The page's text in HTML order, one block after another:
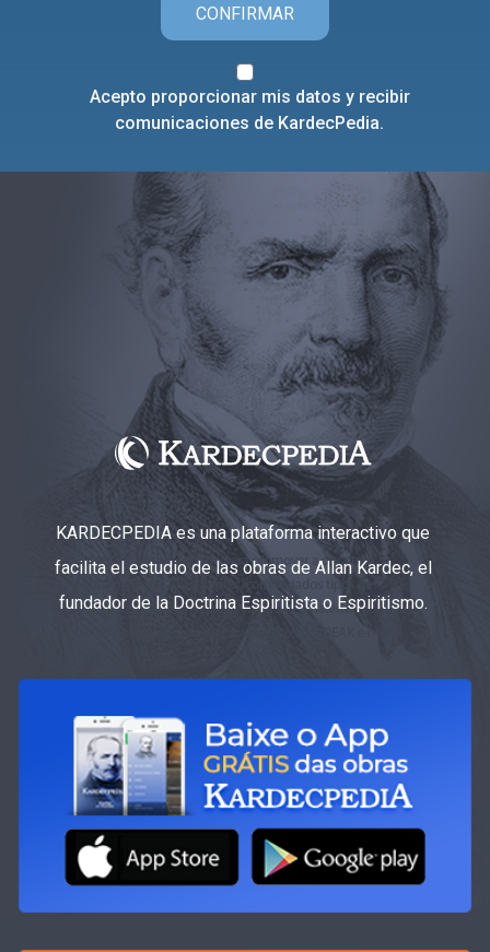
CONFIRMAR
Acepto proporcionar mis datos y recibir
comunicaciones de KardecPedia.
KARDECPEDIA es una plataforma interactivo que
facilita el estudio de las obras de Allan Kardec, el
fundador de la Doctrina Espiritista o Espiritismo.